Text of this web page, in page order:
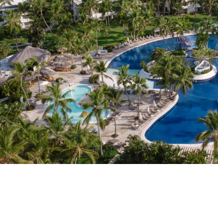
Você ainda não se cadastrou ?
Criar uma
Desfrute dos benefícios de fazer
O melhor preço garantido
Cancelamento gratuito
Ganhe dinheiro com as suas